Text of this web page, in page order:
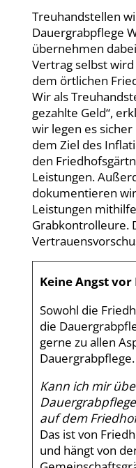
Treuhandstellen
Dauergrabpflege
übernehmen
Vertrag selbst
dem örtlichen
Wir als
gezahlte Geld“,
wir legen es
dem Ziel des
den
Leistungen.
dokumentieren
Leistungen
Grabkontrolleure.
Keine Angst vor
Sowohl die
die
gerne zu allen
Dauergrabpflege.
Kann ich mir
auf dem
Das ist von
und hängt von